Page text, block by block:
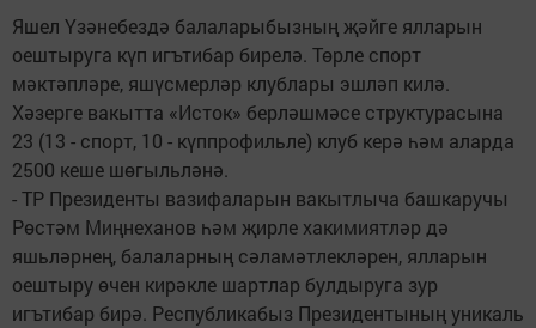
Яшел Үзәнебездә балаларыбызның җәйге ялларын
оештыруга күп игътибар бирелә. Төрле спорт
мәктәпләре, яшүсмерләр клублары эшләп килә.
Хәзерге вакытта «Исток» берләшмәсе структурасына
23 (13 - спорт, 10 - күппрофильле) клуб керә һәм аларда
2500 кеше шөгыльләнә.
- ТР Президенты вазифаларын вакытлыча башкаручы
Рөстәм Миңнеханов һәм җирле хакимиятләр дә
яшьләрнең, балаларның сәламәтлекләрен, ялларын
оештыру өчен кирәкле шартлар булдыруга зур
игътибар бирә. Респуб­ликабыз Президентының уникаль